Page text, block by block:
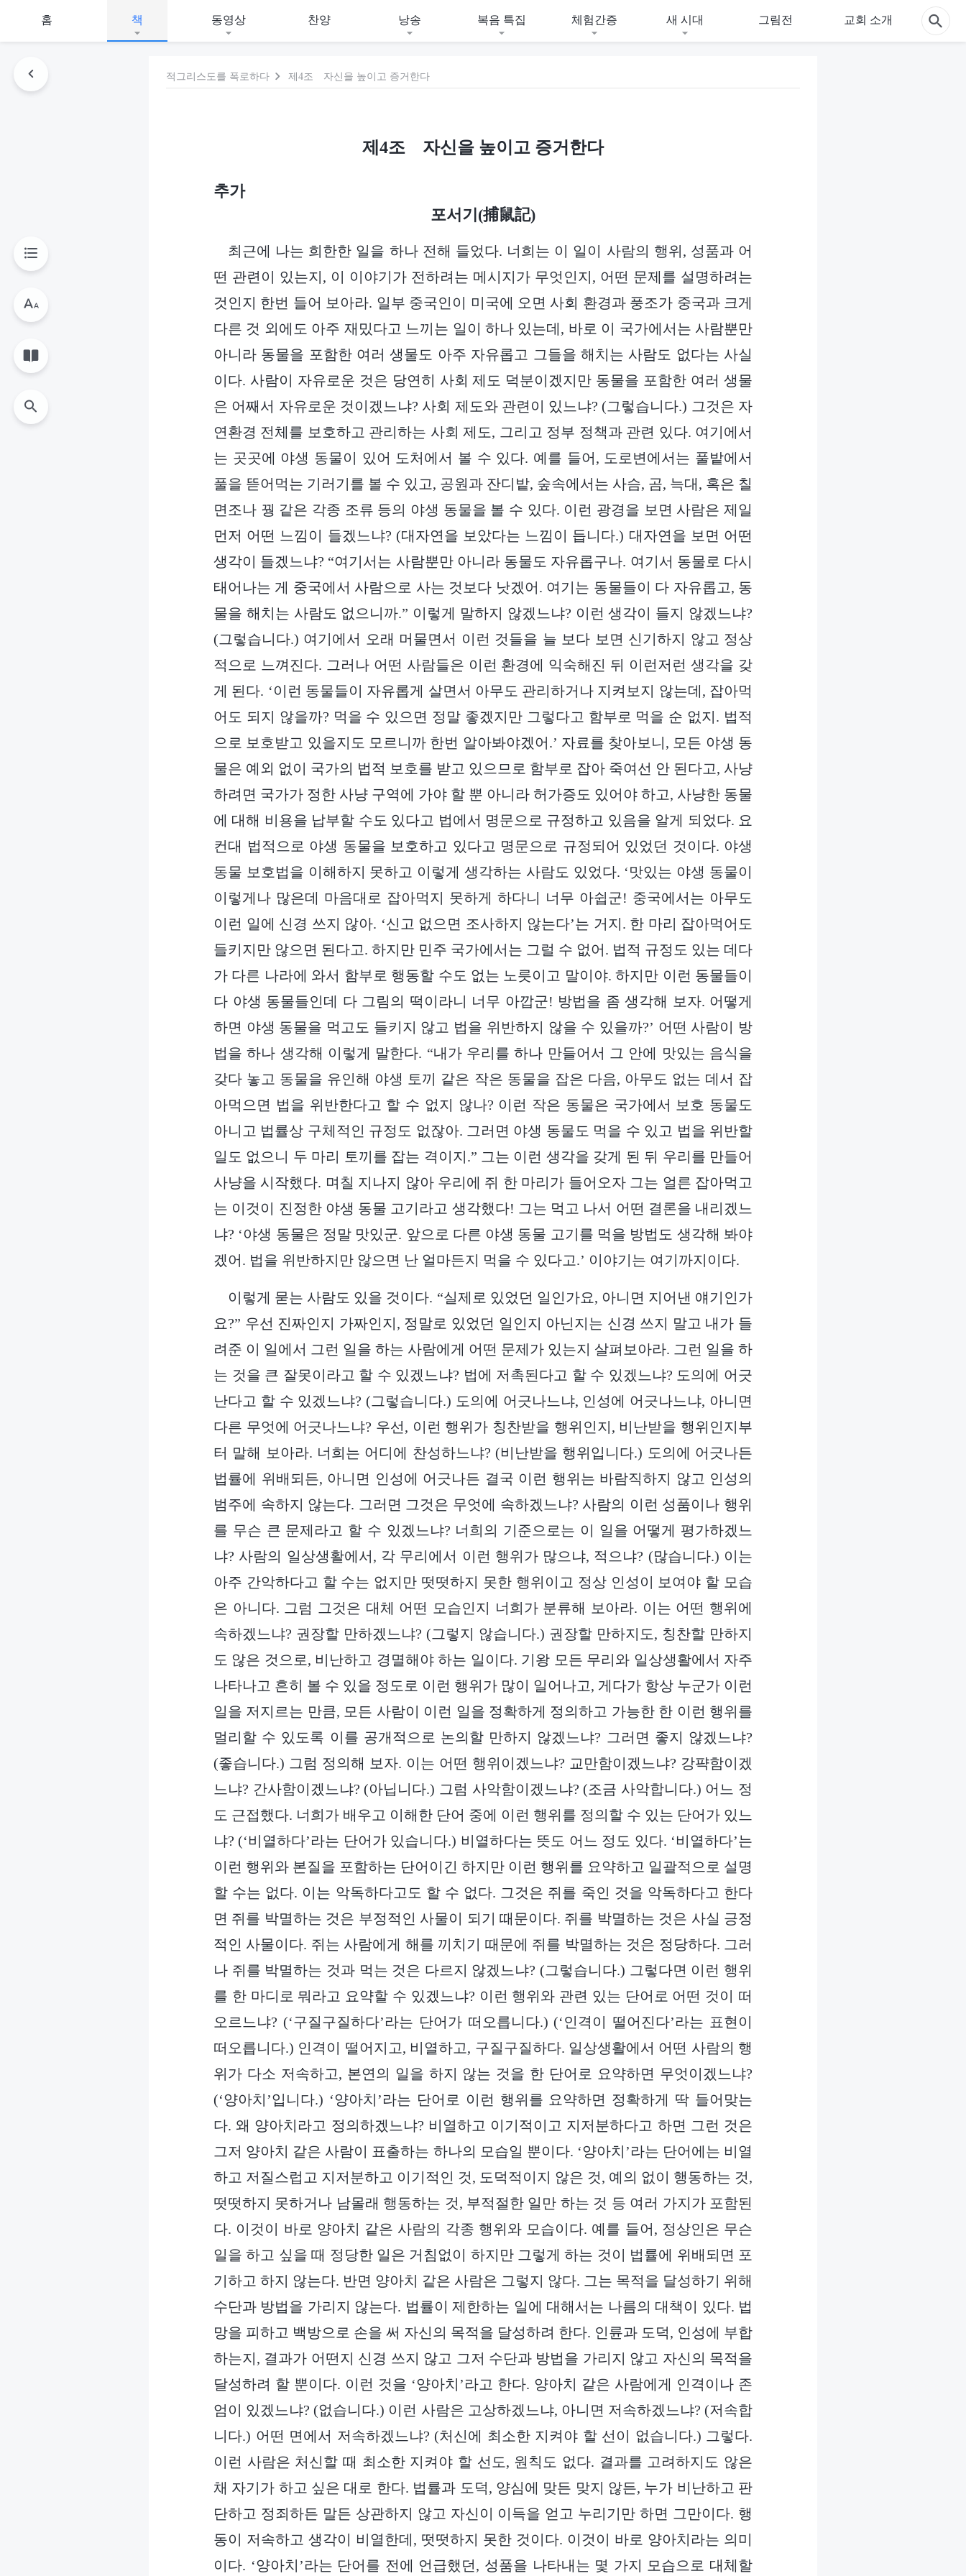
홈 책 동영상 찬양 낭송 복음 특집 체험간증 새 시대 그림전 교회 소개
적그리스도를 폭로하다 제4조 자신을 높이고 증거한다
제4조 자신을 높이고 증거한다
추가
포서기(捕鼠記)
최근에 나는 희한한 일을 하나 전해 들었다. 너희는 이 일이 사람의 행위, 성품과 어
떤 관련이 있는지, 이 이야기가 전하려는 메시지가 무엇인지, 어떤 문제를 설명하려는
것인지 한번 들어 보아라. 일부 중국인이 미국에 오면 사회 환경과 풍조가 중국과 크게
다른 것 외에도 아주 재밌다고 느끼는 일이 하나 있는데, 바로 이 국가에서는 사람뿐만
아니라 동물을 포함한 여러 생물도 아주 자유롭고 그들을 해치는 사람도 없다는 사실
이다. 사람이 자유로운 것은 당연히 사회 제도 덕분이겠지만 동물을 포함한 여러 생물
은 어째서 자유로운 것이겠느냐? 사회 제도와 관련이 있느냐? (그렇습니다.) 그것은 자
연환경 전체를 보호하고 관리하는 사회 제도, 그리고 정부 정책과 관련 있다. 여기에서
는 곳곳에 야생 동물이 있어 도처에서 볼 수 있다. 예를 들어, 도로변에서는 풀밭에서
풀을 뜯어먹는 기러기를 볼 수 있고, 공원과 잔디밭, 숲속에서는 사슴, 곰, 늑대, 혹은 칠
면조나 꿩 같은 각종 조류 등의 야생 동물을 볼 수 있다. 이런 광경을 보면 사람은 제일
먼저 어떤 느낌이 들겠느냐? (대자연을 보았다는 느낌이 듭니다.) 대자연을 보면 어떤
생각이 들겠느냐? “여기서는 사람뿐만 아니라 동물도 자유롭구나. 여기서 동물로 다시
태어나는 게 중국에서 사람으로 사는 것보다 낫겠어. 여기는 동물들이 다 자유롭고, 동
물을 해치는 사람도 없으니까.” 이렇게 말하지 않겠느냐? 이런 생각이 들지 않겠느냐?
(그렇습니다.) 여기에서 오래 머물면서 이런 것들을 늘 보다 보면 신기하지 않고 정상
적으로 느껴진다. 그러나 어떤 사람들은 이런 환경에 익숙해진 뒤 이런저런 생각을 갖
게 된다. ‘이런 동물들이 자유롭게 살면서 아무도 관리하거나 지켜보지 않는데, 잡아먹
어도 되지 않을까? 먹을 수 있으면 정말 좋겠지만 그렇다고 함부로 먹을 순 없지. 법적
으로 보호받고 있을지도 모르니까 한번 알아봐야겠어.’ 자료를 찾아보니, 모든 야생 동
물은 예외 없이 국가의 법적 보호를 받고 있으므로 함부로 잡아 죽여선 안 된다고, 사냥
하려면 국가가 정한 사냥 구역에 가야 할 뿐 아니라 허가증도 있어야 하고, 사냥한 동물
에 대해 비용을 납부할 수도 있다고 법에서 명문으로 규정하고 있음을 알게 되었다. 요
컨대 법적으로 야생 동물을 보호하고 있다고 명문으로 규정되어 있었던 것이다. 야생
동물 보호법을 이해하지 못하고 이렇게 생각하는 사람도 있었다. ‘맛있는 야생 동물이
이렇게나 많은데 마음대로 잡아먹지 못하게 하다니 너무 아쉽군! 중국에서는 아무도
이런 일에 신경 쓰지 않아. ‘신고 없으면 조사하지 않는다’는 거지. 한 마리 잡아먹어도
들키지만 않으면 된다고. 하지만 민주 국가에서는 그럴 수 없어. 법적 규정도 있는 데다
가 다른 나라에 와서 함부로 행동할 수도 없는 노릇이고 말이야. 하지만 이런 동물들이
다 야생 동물들인데 다 그림의 떡이라니 너무 아깝군! 방법을 좀 생각해 보자. 어떻게
하면 야생 동물을 먹고도 들키지 않고 법을 위반하지 않을 수 있을까?’ 어떤 사람이 방
법을 하나 생각해 이렇게 말한다. “내가 우리를 하나 만들어서 그 안에 맛있는 음식을
갖다 놓고 동물을 유인해 야생 토끼 같은 작은 동물을 잡은 다음, 아무도 없는 데서 잡
아먹으면 법을 위반한다고 할 수 없지 않나? 이런 작은 동물은 국가에서 보호 동물도
아니고 법률상 구체적인 규정도 없잖아. 그러면 야생 동물도 먹을 수 있고 법을 위반할
일도 없으니 두 마리 토끼를 잡는 격이지.” 그는 이런 생각을 갖게 된 뒤 우리를 만들어
사냥을 시작했다. 며칠 지나지 않아 우리에 쥐 한 마리가 들어오자 그는 얼른 잡아먹고
는 이것이 진정한 야생 동물 고기라고 생각했다! 그는 먹고 나서 어떤 결론을 내리겠느
냐? ‘야생 동물은 정말 맛있군. 앞으로 다른 야생 동물 고기를 먹을 방법도 생각해 봐야
겠어. 법을 위반하지만 않으면 난 얼마든지 먹을 수 있다고.’ 이야기는 여기까지이다.
이렇게 묻는 사람도 있을 것이다. “실제로 있었던 일인가요, 아니면 지어낸 얘기인가
요?” 우선 진짜인지 가짜인지, 정말로 있었던 일인지 아닌지는 신경 쓰지 말고 내가 들
려준 이 일에서 그런 일을 하는 사람에게 어떤 문제가 있는지 살펴보아라. 그런 일을 하
는 것을 큰 잘못이라고 할 수 있겠느냐? 법에 저촉된다고 할 수 있겠느냐? 도의에 어긋
난다고 할 수 있겠느냐? (그렇습니다.) 도의에 어긋나느냐, 인성에 어긋나느냐, 아니면
다른 무엇에 어긋나느냐? 우선, 이런 행위가 칭찬받을 행위인지, 비난받을 행위인지부
터 말해 보아라. 너희는 어디에 찬성하느냐? (비난받을 행위입니다.) 도의에 어긋나든
법률에 위배되든, 아니면 인성에 어긋나든 결국 이런 행위는 바람직하지 않고 인성의
범주에 속하지 않는다. 그러면 그것은 무엇에 속하겠느냐? 사람의 이런 성품이나 행위
를 무슨 큰 문제라고 할 수 있겠느냐? 너희의 기준으로는 이 일을 어떻게 평가하겠느
냐? 사람의 일상생활에서, 각 무리에서 이런 행위가 많으냐, 적으냐? (많습니다.) 이는
아주 간악하다고 할 수는 없지만 떳떳하지 못한 행위이고 정상 인성이 보여야 할 모습
은 아니다. 그럼 그것은 대체 어떤 모습인지 너희가 분류해 보아라. 이는 어떤 행위에
속하겠느냐? 권장할 만하겠느냐? (그렇지 않습니다.) 권장할 만하지도, 칭찬할 만하지
도 않은 것으로, 비난하고 경멸해야 하는 일이다. 기왕 모든 무리와 일상생활에서 자주
나타나고 흔히 볼 수 있을 정도로 이런 행위가 많이 일어나고, 게다가 항상 누군가 이런
일을 저지르는 만큼, 모든 사람이 이런 일을 정확하게 정의하고 가능한 한 이런 행위를
멀리할 수 있도록 이를 공개적으로 논의할 만하지 않겠느냐? 그러면 좋지 않겠느냐?
(좋습니다.) 그럼 정의해 보자. 이는 어떤 행위이겠느냐? 교만함이겠느냐? 강퍅함이겠
느냐? 간사함이겠느냐? (아닙니다.) 그럼 사악함이겠느냐? (조금 사악합니다.) 어느 정
도 근접했다. 너희가 배우고 이해한 단어 중에 이런 행위를 정의할 수 있는 단어가 있느
냐? (‘비열하다’라는 단어가 있습니다.) 비열하다는 뜻도 어느 정도 있다. ‘비열하다’는
이런 행위와 본질을 포함하는 단어이긴 하지만 이런 행위를 요약하고 일괄적으로 설명
할 수는 없다. 이는 악독하다고도 할 수 없다. 그것은 쥐를 죽인 것을 악독하다고 한다
면 쥐를 박멸하는 것은 부정적인 사물이 되기 때문이다. 쥐를 박멸하는 것은 사실 긍정
적인 사물이다. 쥐는 사람에게 해를 끼치기 때문에 쥐를 박멸하는 것은 정당하다. 그러
나 쥐를 박멸하는 것과 먹는 것은 다르지 않겠느냐? (그렇습니다.) 그렇다면 이런 행위
를 한 마디로 뭐라고 요약할 수 있겠느냐? 이런 행위와 관련 있는 단어로 어떤 것이 떠
오르느냐? (‘구질구질하다’라는 단어가 떠오릅니다.) (‘인격이 떨어진다’라는 표현이
떠오릅니다.) 인격이 떨어지고, 비열하고, 구질구질하다. 일상생활에서 어떤 사람의 행
위가 다소 저속하고, 본연의 일을 하지 않는 것을 한 단어로 요약하면 무엇이겠느냐?
(‘양아치’입니다.) ‘양아치’라는 단어로 이런 행위를 요약하면 정확하게 딱 들어맞는
다. 왜 양아치라고 정의하겠느냐? 비열하고 이기적이고 지저분하다고 하면 그런 것은
그저 양아치 같은 사람이 표출하는 하나의 모습일 뿐이다. ‘양아치’라는 단어에는 비열
하고 저질스럽고 지저분하고 이기적인 것, 도덕적이지 않은 것, 예의 없이 행동하는 것,
떳떳하지 못하거나 남몰래 행동하는 것, 부적절한 일만 하는 것 등 여러 가지가 포함된
다. 이것이 바로 양아치 같은 사람의 각종 행위와 모습이다. 예를 들어, 정상인은 무슨
일을 하고 싶을 때 정당한 일은 거침없이 하지만 그렇게 하는 것이 법률에 위배되면 포
기하고 하지 않는다. 반면 양아치 같은 사람은 그렇지 않다. 그는 목적을 달성하기 위해
수단과 방법을 가리지 않는다. 법률이 제한하는 일에 대해서는 나름의 대책이 있다. 법
망을 피하고 백방으로 손을 써 자신의 목적을 달성하려 한다. 인륜과 도덕, 인성에 부합
하는지, 결과가 어떤지 신경 쓰지 않고 그저 수단과 방법을 가리지 않고 자신의 목적을
달성하려 할 뿐이다. 이런 것을 ‘양아치’라고 한다. 양아치 같은 사람에게 인격이나 존
엄이 있겠느냐? (없습니다.) 이런 사람은 고상하겠느냐, 아니면 저속하겠느냐? (저속합
니다.) 어떤 면에서 저속하겠느냐? (처신에 최소한 지켜야 할 선이 없습니다.) 그렇다.
이런 사람은 처신할 때 최소한 지켜야 할 선도, 원칙도 없다. 결과를 고려하지도 않은
채 자기가 하고 싶은 대로 한다. 법률과 도덕, 양심에 맞든 맞지 않든, 누가 비난하고 판
단하고 정죄하든 말든 상관하지 않고 자신이 이득을 얻고 누리기만 하면 그만이다. 행
동이 저속하고 생각이 비열한데, 떳떳하지 못한 것이다. 이것이 바로 양아치라는 의미
이다. ‘양아치’라는 단어를 전에 언급했던, 성품을 나타내는 몇 가지 모습으로 대체할